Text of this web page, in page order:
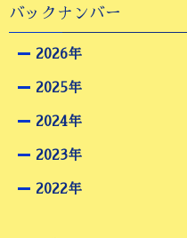
バックナンバー
2026年
2025年
2024年
2023年
2022年